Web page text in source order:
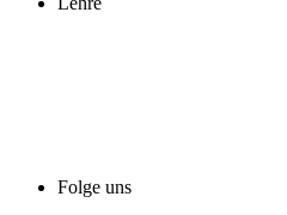
Folge uns